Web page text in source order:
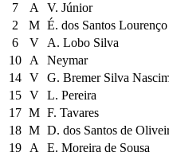
7
A V. Júnior
2
M É. dos Santos
6
V A. Lobo Silva
10
A Neymar
14 V G. Bremer Silva
15 V L. Pereira
17 M F. Tavares
18 M D. dos Santos de
19
A E. Moreira de Sousa